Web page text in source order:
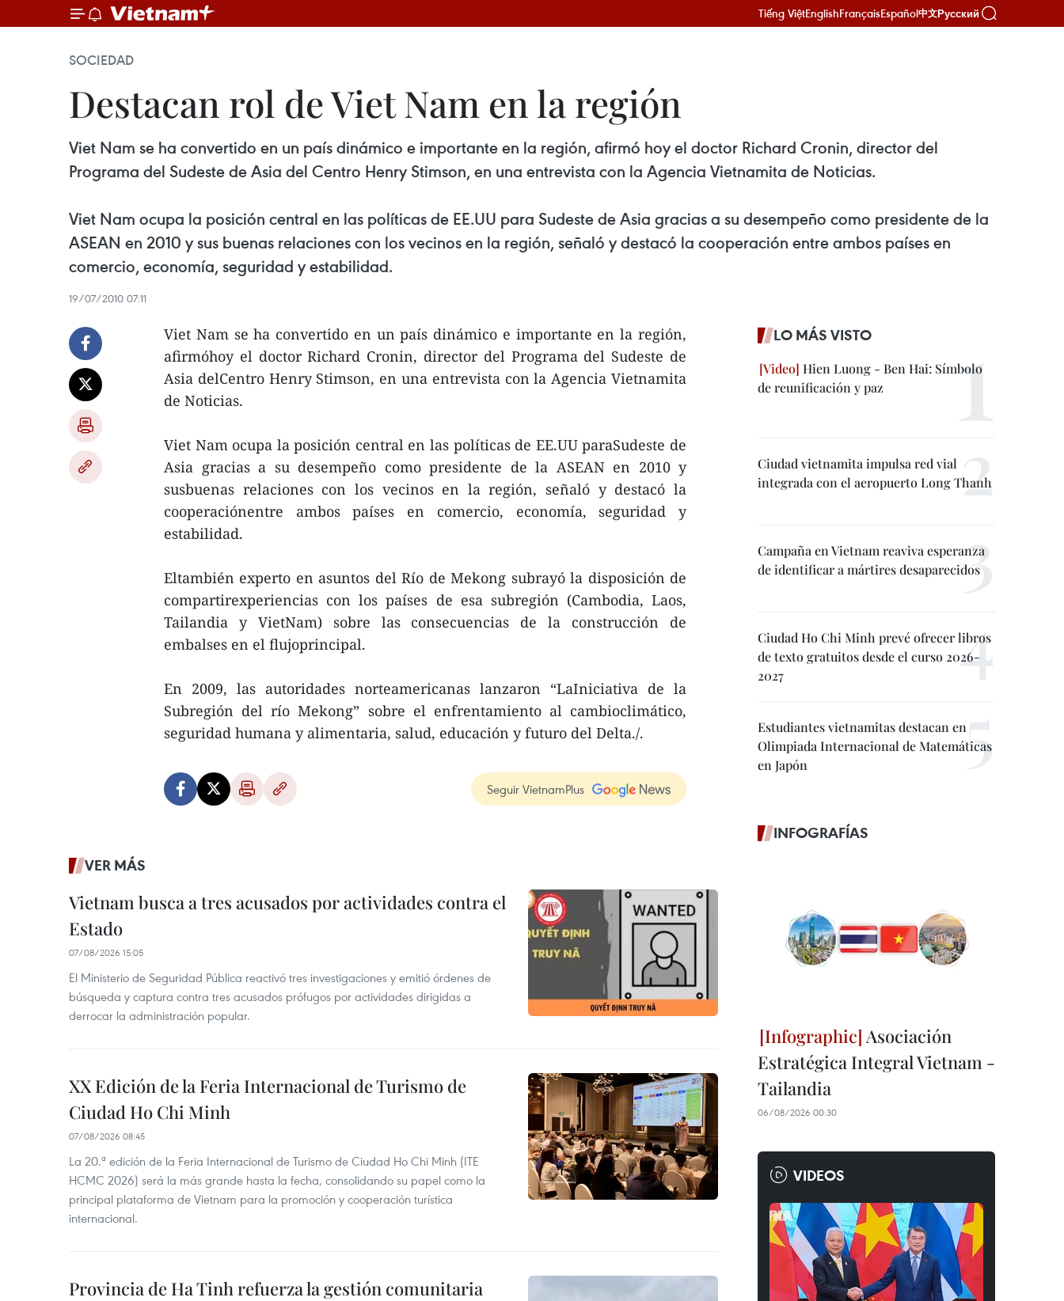
Tiếng ViệtEnglishFrançaisEspañol中文Русский
SOCIEDAD
Destacan rol de Viet Nam en la región
Viet Nam se ha convertido en un país dinámico e importante en la región, afirmó hoy el doctor Richard Cronin, director del
Programa del Sudeste de Asia del Centro Henry Stimson, en una entrevista con la Agencia Vietnamita de Noticias.
Viet Nam ocupa la posición central en las políticas de EE.UU para Sudeste de Asia gracias a su desempeño como presidente de la
ASEAN en 2010 y sus buenas relaciones con los vecinos en la región, señaló y destacó la cooperación entre ambos países en
comercio, economía, seguridad y estabilidad.
19/07/2010 07:11
Viet Nam se ha convertido en un país dinámico e importante en la región,
afirmóhoy el doctor Richard Cronin, director del Programa del Sudeste de
Asia delCentro Henry Stimson, en una entrevista con la Agencia Vietnamita
de Noticias.
Viet Nam ocupa la posición central en las políticas de EE.UU paraSudeste de
Asia gracias a su desempeño como presidente de la ASEAN en 2010 y
susbuenas relaciones con los vecinos en la región, señaló y destacó la
cooperaciónentre ambos países en comercio, economía, seguridad y
estabilidad.
Eltambién experto en asuntos del Río de Mekong subrayó la disposición de
compartirexperiencias con los países de esa subregión (Cambodia, Laos,
Tailandia y VietNam) sobre las consecuencias de la construcción de
embalses en el flujoprincipal.
En 2009, las autoridades norteamericanas lanzaron “LaIniciativa de la
Subregión del río Mekong” sobre el enfrentamiento al cambioclimático,
seguridad humana y alimentaria, salud, educación y futuro del Delta./.
Seguir VietnamPlus
VER MÁS
Vietnam busca a tres acusados por actividades contra el
Estado
07/08/2026 15:05
El Ministerio de Seguridad Pública reactivó tres investigaciones y emitió órdenes de
búsqueda y captura contra tres acusados prófugos por actividades dirigidas a
derrocar la administración popular.
XX Edición de la Feria Internacional de Turismo de
Ciudad Ho Chi Minh
07/08/2026 08:45
La 20.ª edición de la Feria Internacional de Turismo de Ciudad Ho Chi Minh (ITE
HCMC 2026) será la más grande hasta la fecha, consolidando su papel como la
principal plataforma de Vietnam para la promoción y cooperación turística
internacional.
Provincia de Ha Tinh refuerza la gestión comunitaria
LO MÁS VISTO
Hien Luong - Ben Hai: Símbolo
de reunificación y paz
Ciudad vietnamita impulsa red vial
integrada con el aeropuerto Long Thanh
Campaña en Vietnam reaviva esperanza
de identificar a mártires desaparecidos
Ciudad Ho Chi Minh prevé ofrecer libros
de texto gratuitos desde el curso 2026-
2027
Estudiantes vietnamitas destacan en
Olimpiada Internacional de Matemáticas
en Japón
INFOGRAFÍAS
Asociación
Estratégica Integral Vietnam -
Tailandia
06/08/2026 00:30
VIDEOS